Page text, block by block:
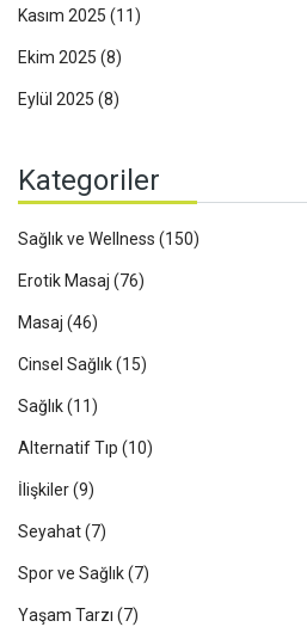
Kasım 2025 (11)
Ekim 2025 (8)
Eylül 2025 (8)
Kategoriler
Sağlık ve Wellness (150)
Erotik Masaj (76)
Masaj (46)
Cinsel Sağlık(15)
Sağlık(11)
Alternatif Tıp (10)
İlişkiler(9)
Seyahat(7)
Spor ve Sağlık(7)
Yaşam Tarzı (7)